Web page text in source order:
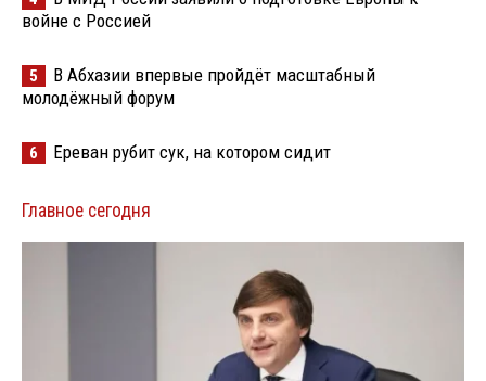
войне с Россией
5
В Абхазии впервые пройдёт масштабный
молодёжный форум
6 Ереван рубит сук, на котором сидит
Главное сегодня